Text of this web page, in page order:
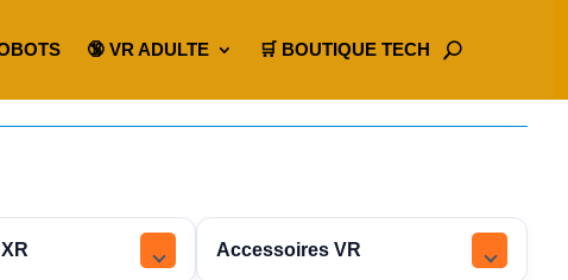
🔞 VR ADULTE 🛒 BOUTIQUE TECH
Accessoires VR